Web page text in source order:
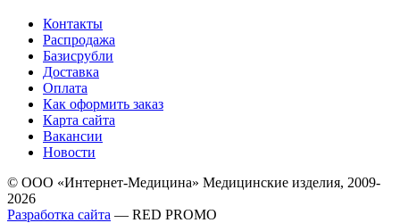
Контакты
Распродажа
Базисрубли
Доставка
Оплата
Как оформить заказ
Карта сайта
Вакансии
Новости
© ООО «Интернет-Медицина» Медицинские изделия, 2009-
2026
Разработка сайта — RED PROMO